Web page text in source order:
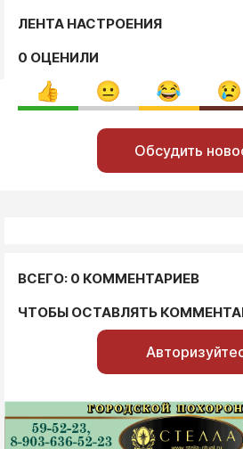
ЛЕНТА НАСТРОЕНИЯ
0 ОЦЕНИЛИ
Обсудить
ВСЕГО: 0 КОММЕНТАРИЕВ
ЧТОБЫ ОСТАВЛЯТЬ